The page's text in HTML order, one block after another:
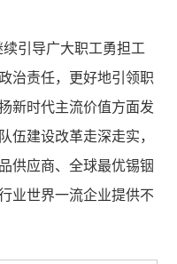
引导广大职工勇担工
治责任，更好地引领职
新时代主流价值方面发
伍建设改革走深走实，
供应商、全球最优锡铟
业世界一流企业提供不